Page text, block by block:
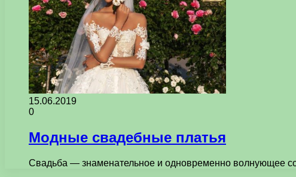
15.06.2019
0
Модные свадебные платья
Свадьба — знаменательное и одновременно волнующее